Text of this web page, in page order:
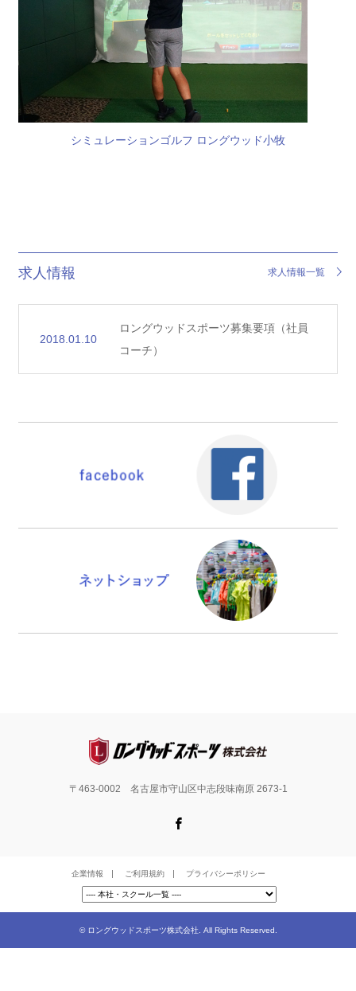
シミュレーションゴルフ ロングウッド小牧
求人情報 求人情報一覧
2018.01.10
ロングウッドスポーツ募集要項（社員
コーチ）
〒463-0002 名古屋市守山区中志段味南原 2673-1
企業情報 ご利用規約 プライバシーポリシー
© ロングウッドスポーツ株式会社. All Rights Reserved.